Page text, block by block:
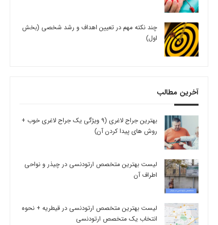
چند نکته مهم در تعیین اهداف و رشد شخصی (بخش
اول)
آخرین مطالب
بهترین جراح لاغری (9 ویژگی یک جراح لاغری خوب +
روش های پیدا کردن آن)
لیست بهترین متخصص ارتودنسی در چیذر و نواحی
اطراف آن
لیست بهترین متخصص ارتودنسی در قیطریه + نحوه
انتخاب یک متخصص ارتودنسی